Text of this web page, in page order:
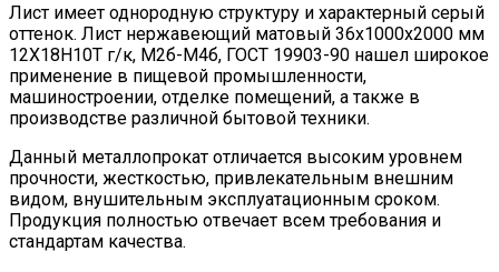
Лист имеет однородную структуру и характерный серый
оттенок. Лист нержавеющий матовый 36х1000х2000 мм
12Х18Н10Т г/к, М2б-М4б, ГОСТ 19903-90 нашел широкое
применение в пищевой промышленности,
машиностроении, отделке помещений, а также в
производстве различной бытовой техники.
Данный металлопрокат отличается высоким уровнем
прочности, жесткостью, привлекательным внешним
видом, внушительным эксплуатационным сроком.
Продукция полностью отвечает всем требования и
стандартам качества.